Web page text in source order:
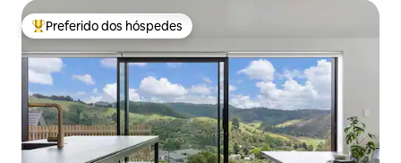
Entre os melhores preferidos dos hóspedes
Preferido dos hóspedes